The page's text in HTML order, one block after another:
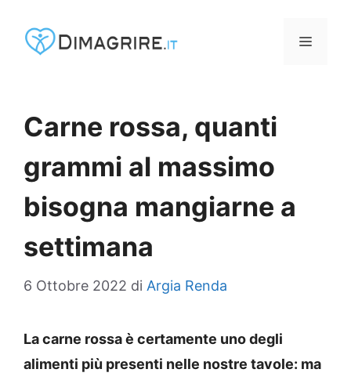
MENU
Carne rossa, quanti
grammi al massimo
bisogna mangiarne a
settimana
6 Ottobre 2022 di Argia Renda
La carne rossa è certamente uno degli
alimenti più presenti nelle nostre tavole: ma